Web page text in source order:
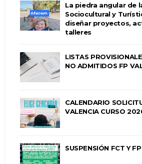
La piedra angular de
Sociocultural y
diseñar proyectos,
talleres
LISTAS
NO ADMITIDOS FP
CALENDARIO
VALENCIA CURSO
SUSPENSIÓN FCT Y